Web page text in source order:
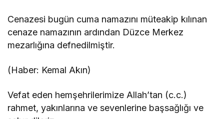
Cenazesi bugün cuma namazını müteakip kılınan
cenaze namazının ardından Düzce Merkez
mezarlığına defnedilmiştir.
(Haber: Kemal Akın)
Vefat eden hemşehrilerimize Allah’tan (c.c.)
rahmet, yakınlarına ve sevenlerine başsağlığı ve